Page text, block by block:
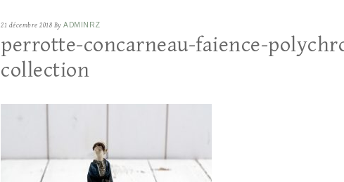
21 décembre 2018 By ADMINRZ
perrotte-concarneau-faience-
collection